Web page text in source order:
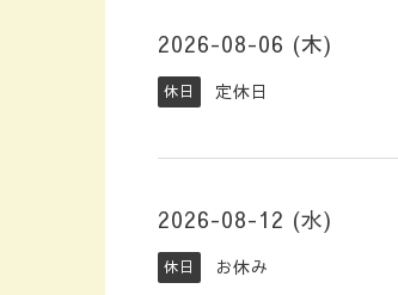
2026-08-06 (木)
休日 定休日
2026-08-12 (水)
休日 お休み